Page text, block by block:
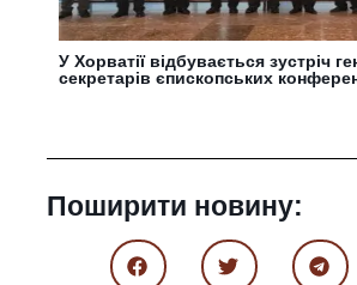
У Хорватії відбувається зустріч
секретарів єпископських
Поширити новину: